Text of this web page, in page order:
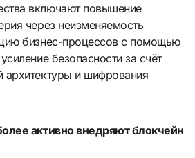
включают повышение
через неизменяемость
бизнес-процессов с помощью
безопасности за счёт
архитектуры и шифрования
активно внедряют блокчейн